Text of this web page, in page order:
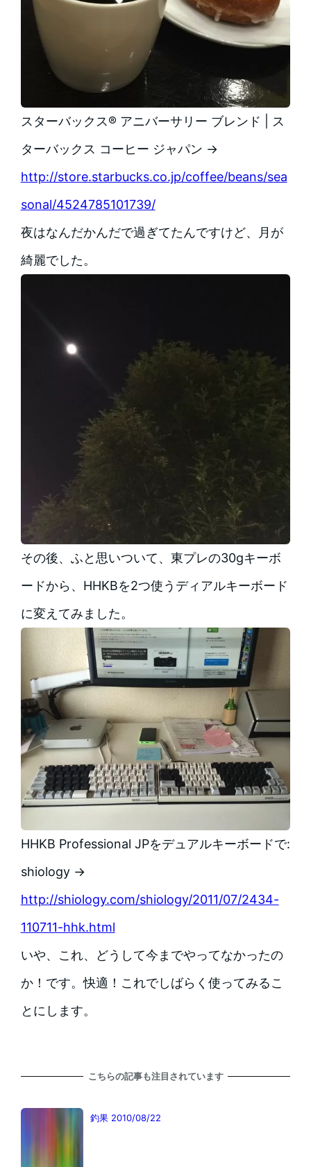
スターバックス® アニバーサリー ブレンド | ス
ターバックス コーヒー ジャパン →
http://store.starbucks.co.jp/coffee/beans/sea
sonal/4524785101739/
夜はなんだかんだで過ぎてたんですけど、月が
綺麗でした。
その後、ふと思いついて、東プレの30gキーボ
ードから、HHKBを2つ使うディアルキーボード
に変えてみました。
HHKB Professional JPをデュアルキーボードで:
shiology →
http://shiology.com/shiology/2011/07/2434-
110711-hhk.html
いや、これ、どうして今までやってなかったの
か！です。快適！これでしばらく使ってみるこ
とにします。
こちらの記事も注目されています
釣果 2010/08/22